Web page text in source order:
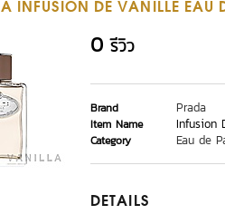
INFUSION DE VANILLE EAU
0 รีวิว
Brand Prada
Item Name Infusion
Category Eau de
DETAILS